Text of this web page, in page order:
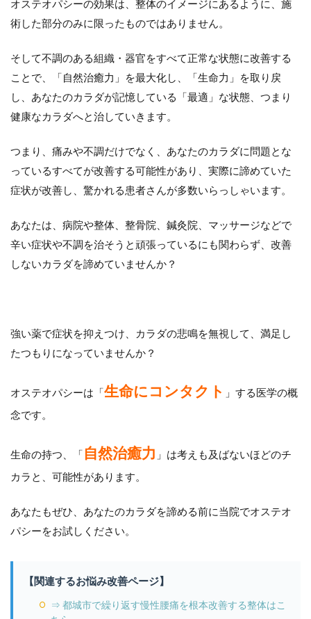
オステオパシーの効果は、整体のイメージにあるように、施
術した部分のみに限ったものではありません。
そして不調のある組織・器官をすべて正常な状態に改善する
ことで、「自然治癒力」を最大化し、「生命力」を取り戻
し、あなたのカラダが記憶している「最適」な状態、つまり
健康なカラダへと治していきます。
つまり、痛みや不調だけでなく、あなたのカラダに問題とな
っているすべてが改善する可能性があり、実際に諦めていた
症状が改善し、驚かれる患者さんが多数いらっしゃいます。
あなたは、病院や整体、整骨院、鍼灸院、マッサージなどで
辛い症状や不調を治そうと頑張っているにも関わらず、改善
しないカラダを諦めていませんか？
強い薬で症状を抑えつけ、カラダの悲鳴を無視して、満足し
たつもりになっていませんか？
オステオパシーは「生命にコンタクト 」する医学の概
念です。
生命の持つ、「自然治癒力 」は考えも及ばないほどのチ
カラと、可能性があります。
あなたもぜひ、あなたのカラダを諦める前に当院でオステオ
パシーをお試しください。
【関連するお悩み改善ページ】
⇒ 都城市で繰り返す慢性腰痛を根本改善する整体はこ